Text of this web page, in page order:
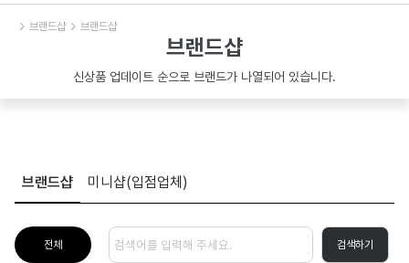
브랜드샵 브랜드샵
브랜드샵
신상품 업데이트 순으로 브랜드가 나열되어 있습니다.
브랜드샵 미니샵(입점업체)
전체 검색하기